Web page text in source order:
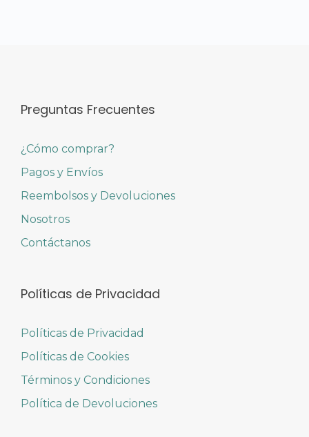
Preguntas Frecuentes
¿Cómo comprar?
Pagos y Envíos
Reembolsos y Devoluciones
Nosotros
Contáctanos
Políticas de Privacidad
Políticas de Privacidad
Políticas de Cookies
Términos y Condiciones
Política de Devoluciones